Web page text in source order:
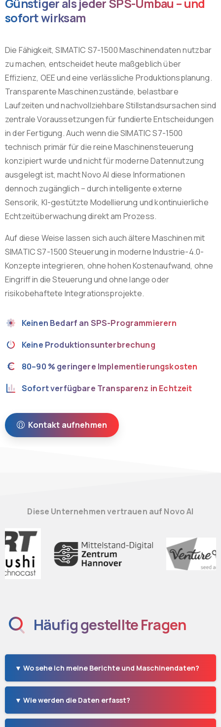
Günstiger als jeder SPS-Umbau – und
sofort wirksam
Die Fähigkeit, SIMATIC S7-1500 Maschinendaten nutzbar
zu machen, entscheidet heute maßgeblich über
Effizienz, OEE und eine verlässliche Produktionsplanung.
Transparente Maschinenzustände, belastbare
Laufzeiten und nachvollziehbare Stillstandsursachen sind
zentrale Voraussetzungen für fundierte Entscheidungen
in der Fertigung. Auch wenn die SIMATIC S7-1500
technisch primär für die reine Maschinensteuerung
konzipiert wurde und nicht für moderne Datennutzung
ausgelegt ist, macht Novo AI diese Informationen
dennoch zugänglich – durch intelligente externe
Sensorik, KI-gestützte Modellierung und kontinuierliche
Echtzeitüberwachung direkt am Prozess.
Auf diese Weise lassen sich auch ältere Maschinen mit
SIMATIC S7-1500 Steuerung in moderne Industrie-4.0-
Konzepte integrieren, ohne hohen Kostenaufwand, ohne
Eingriff in die Steuerung und ohne lange oder
risikobehaftete Integrationsprojekte.
Keinen Bedarf an SPS-Programmierern
Keine Produktionsunterbrechung
80–90 % geringere Implementierungskosten
Sofort verfügbare Transparenz in Echtzeit
Kontakt aufnehmen
Diese Unternehmen vertrauen auf Novo AI
Häufig gestellte Fragen
▼ Wo sehe ich meine Berichte und Maschinendaten?
▼ Wie werden die Daten erfasst?